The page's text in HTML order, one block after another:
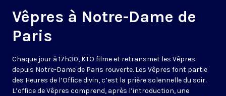
Vêpres à Notre-Dame de
Paris
Chaque jour à 17h30, KTO filme et retransmet les Vêpres
depuis Notre-Dame de Paris rouverte. Les Vêpres font partie
des Heures de l’Office divin, c’est la prière solennelle du soir.
L’office de Vêpres comprend, après l’introduction, une